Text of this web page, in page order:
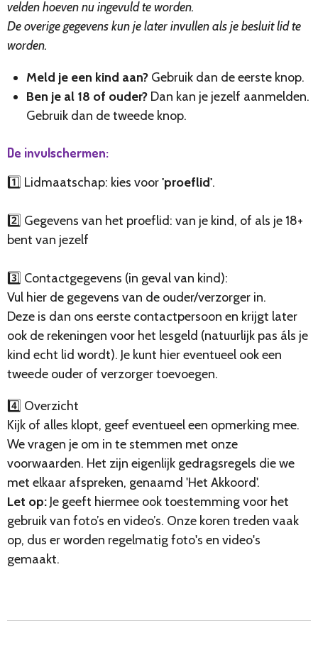
velden hoeven nu ingevuld te worden.
De overige gegevens kun je later invullen als je besluit lid te
worden.
Meld je een kind aan? Gebruik dan de eerste knop.
Ben je al 18 of ouder? Dan kan je jezelf aanmelden.
Gebruik dan de tweede knop.
De invulschermen:
1️⃣ Lidmaatschap: kies voor'proeflid'.
2️⃣ Gegevens van het proeflid: van je kind, of als je 18+
bent van jezelf
3️⃣ Contactgegevens (in geval van kind):
Vul hier de gegevens van de ouder/verzorger in.
Deze is dan ons eerste contactpersoon en krijgt later
ook de rekeningen voor het lesgeld (natuurlijk pas áls je
kind echt lid wordt). Je kunt hier eventueel ook een
tweede ouder of verzorger toevoegen.
4️⃣ Overzicht
Kijk of alles klopt, geef eventueel een opmerking mee.
We vragen je om in te stemmen met onze
voorwaarden. Het zijn eigenlijk gedragsregels die we
met elkaar afspreken, genaamd 'Het Akkoord'.
Let op: Je geeft hiermee ook toestemming voor het
gebruik van foto’s en video’s. Onze koren treden vaak
op, dus er worden regelmatig foto's en video's
gemaakt.